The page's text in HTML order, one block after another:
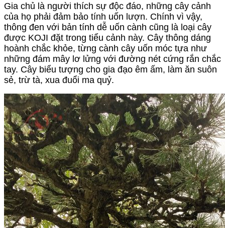
Gia chủ là người thích sự độc đáo, những cây cảnh
của họ phải đảm bảo tính uốn lượn. Chính vì vậy,
thông đen với bản tính dễ uốn cành cũng là loại cây
được KOJI đặt trong tiểu cảnh này. Cây thông dáng
hoành chắc khỏe, từng cành cây uốn móc tựa như
những đám mây lơ lửng với đường nét cứng rắn chắc
tay. Cây biểu tượng cho gia đạo êm ấm, làm ăn suôn
sẻ, trừ tà, xua đuổi ma quỷ.